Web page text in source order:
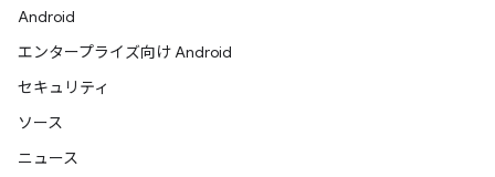
Android
エンタープライズ向け Android
セキュリティ
ソース
ニュース